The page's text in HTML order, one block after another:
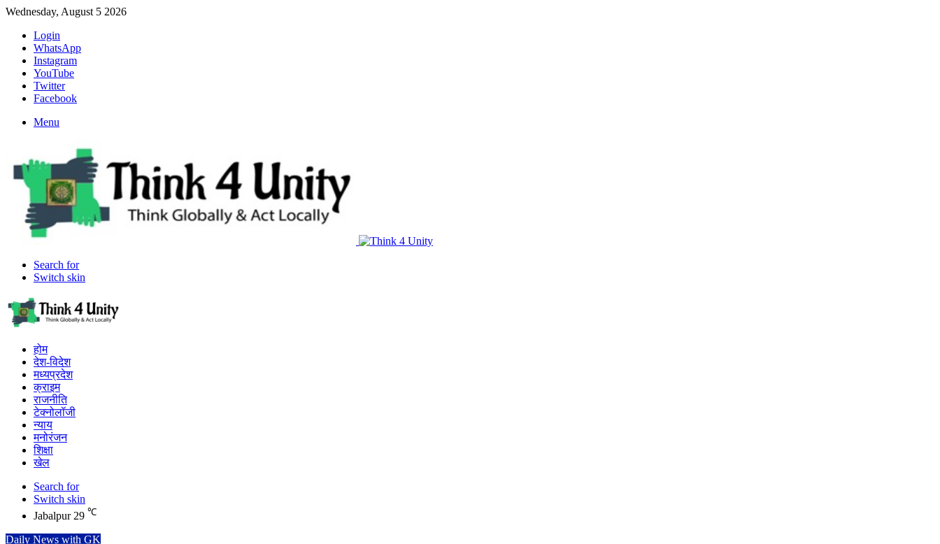
Wednesday, August 5 2026
Login
WhatsApp
Instagram
YouTube
Twitter
Facebook
Menu
Search for
Switch skin
होम
देश-विदेश
मध्यप्रदेश
क्राइम
राजनीति
टेक्नोलॉजी
न्याय
मनोरंजन
शिक्षा
खेल
Search for
Switch skin
Jabalpur 29 ℃
Daily News with GK